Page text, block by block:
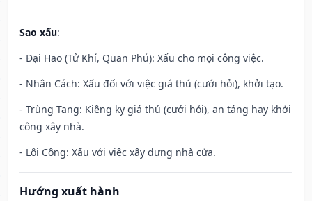
Sao xấu:
- Đại Hao (Tử Khí, Quan Phú): Xấu cho mọi công việc.
- Nhân Cách: Xấu đối với việc giá thú (cưới hỏi), khởi tạo.
- Trùng Tang: Kiêng kỵ giá thú (cưới hỏi), an táng hay khởi
công xây nhà.
- Lôi Công: Xấu với việc xây dựng nhà cửa.
Hướng xuất hành